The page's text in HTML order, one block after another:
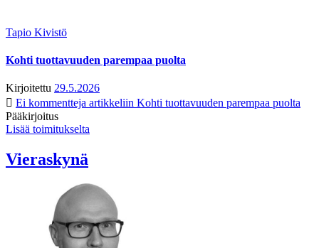
Tapio Kivistö
Kohti tuottavuuden parempaa puolta
Kirjoitettu 29.5.2026
Ei kommentteja artikkeliin Kohti tuottavuuden parempaa puolta
Pääkirjoitus
Lisää toimitukselta
Vieraskynä